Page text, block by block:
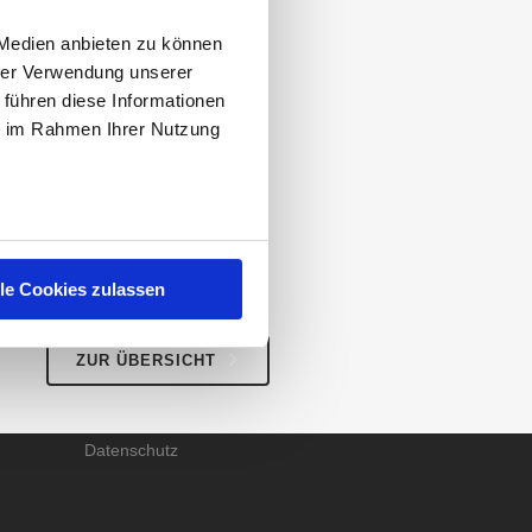
anbieten zu können
Verwendung unserer
diese Informationen
Rahmen Ihrer Nutzung
Cookies zulassen
vertrauen Sie
und auf dem dritten
gerne das Ranking
ZUR ÜBERSICHT
RECHTLICHES
Impressum
Datenschutz